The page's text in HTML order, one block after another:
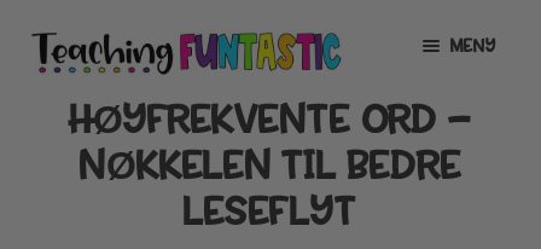
Hopp
til
Hopp
til
MENY
UTVID
UNDERMENY
MIN KONTO
HØYFREKVENTE ORD –
NØKKELEN TIL BEDRE
LESEFLYT